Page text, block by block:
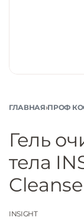
ГЛАВНАЯ›ПРОФ
Гель
тела
INSIGHT